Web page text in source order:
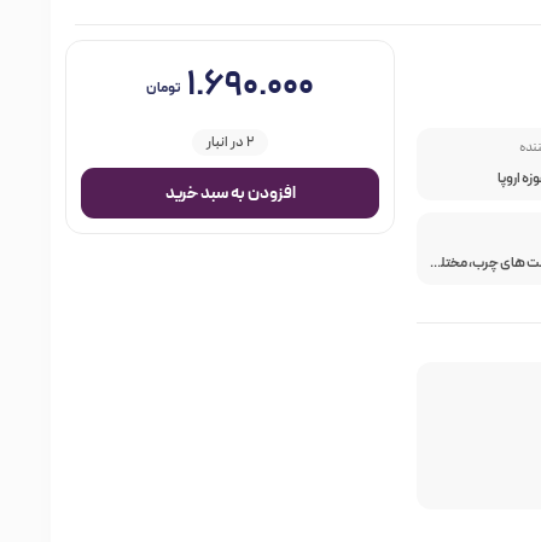
اروپا
مناسب پوست‌ های چرب، مختلط و مستعد جوش
۱.۶۹۰.۰۰۰ تومان
2 در انبار
افزودن به سبد خرید